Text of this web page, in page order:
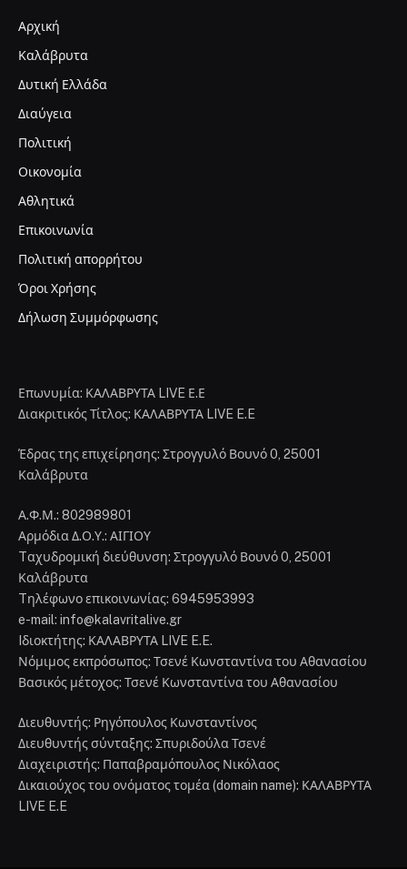
Αρχική
Καλάβρυτα
Δυτική Ελλάδα
Διαύγεια
Πολιτική
Οικονομία
Αθλητικά
Επικοινωνία
Πολιτική απορρήτου
Όροι Χρήσης
Δήλωση Συμμόρφωσης
Επωνυμία: ΚΑΛΑΒΡΥΤΑ LIVE Ε.Ε
Διακριτικός Τίτλος: ΚΑΛΑΒΡΥΤΑ LIVE E.E
Έδρας της επιχείρησης: Στρογγυλό Βουνό 0, 25001
Καλάβρυτα
Α.Φ.Μ.: 802989801
Αρμόδια Δ.Ο.Υ.: ΑΙΓΙΟΥ
Tαχυδρομική διεύθυνση: Στρογγυλό Βουνό 0, 25001
Καλάβρυτα
Tηλέφωνο επικοινωνίας: 6945953993
e-mail: info@kalavritalive.gr
Iδιοκτήτης: ΚΑΛΑΒΡΥΤΑ LIVE E.E.
Νόμιμος εκπρόσωπος: Τσενέ Κωνσταντίνα του Αθανασίου
Βασικός μέτοχος: Τσενέ Κωνσταντίνα του Αθανασίου
Διευθυντής: Ρηγόπουλος Κωνσταντίνος
Διευθυντής σύνταξης: Σπυριδούλα Τσενέ
Διαχειριστής: Παπαβραμόπουλος Νικόλαος
Δικαιούχος του ονόματος τομέα (domain name): ΚΑΛΑΒΡΥΤΑ
LIVE E.E